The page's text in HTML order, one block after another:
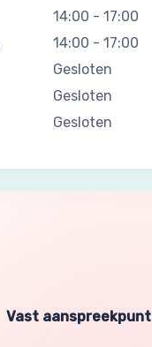
14:00 - 17:00
14:00 - 17:00
Gesloten
Gesloten
Gesloten
Vast aanspreekpunt